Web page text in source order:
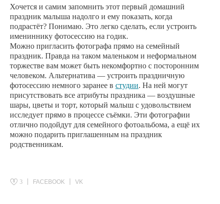
Хочется и самим запомнить этот первый домашний
праздник малыша надолго и ему показать, когда
подрастёт? Понимаю. Это легко сделать, если устроить
имениннику фотосессию на годик.
Можно пригласить фотографа прямо на семейный
праздник. Правда на таком маленьком и неформальном
торжестве вам может быть некомфортно с посторонним
человеком. Альтернатива — устроить праздничную
фотосессию немного заранее в студии. На ней могут
присутствовать все атрибуты праздника — воздушные
шары, цветы и торт, который малыш с удовольствием
исследует прямо в процессе съёмки. Эти фотографии
отлично подойдут для семейного фотоальбома, а ещё их
можно подарить приглашенным на праздник
родственникам.
3 FACEBOOK VK